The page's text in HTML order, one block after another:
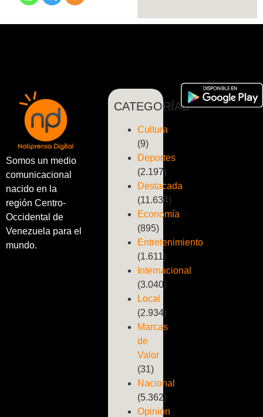
Somos un medio
comunicacional
nacido en la
región Centro-
Occidental de
Venezuela para el
mundo.
CATEGORÍAS
Cultura
(9)
Deportes
(2.197)
Destacada
(11.634)
Economía
(895)
Entretenimiento
(1.611)
Internacional
(3.040)
Local
(2.934)
Marcas
de
Valor
(31)
Nacional
(5.362)
Opinión